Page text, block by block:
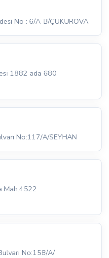
No : 6/A-B/ÇUKUROVA
1882 ada 680
No:117/A/SEYHAN
Mah.4522
No:158/A/